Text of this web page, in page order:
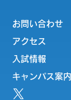
お問い合わせ
アクセス
入試情報
キャンパス案内